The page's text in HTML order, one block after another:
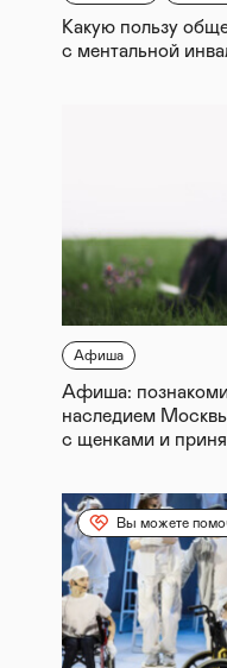
Какую пользу
с ментальной
Афиша
Афиша:
наследием
с щенками и
Вы можете